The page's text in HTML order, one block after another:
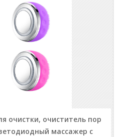
очистки, очиститель пор
массажер с